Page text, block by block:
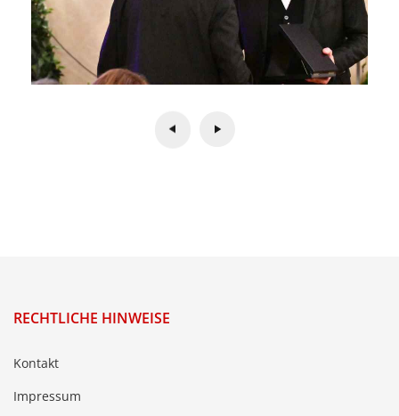
RECHTLICHE HINWEISE
Kontakt
Impressum